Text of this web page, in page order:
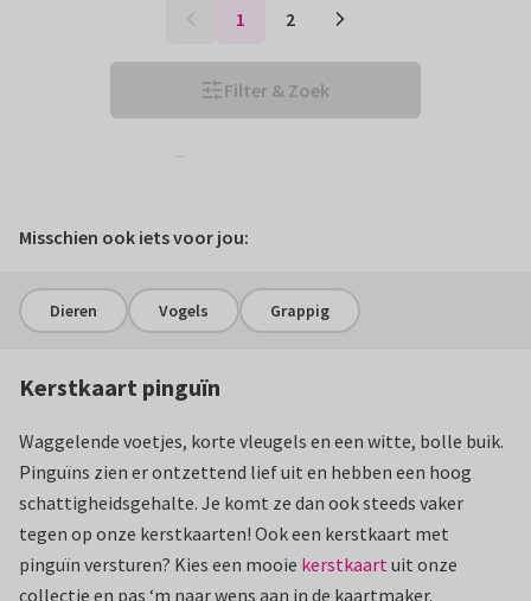
1 2
Filter & Zoek
Misschien ook iets voor jou:
Dieren Vogels Grappig
Kerstkaart pinguïn
Waggelende voetjes, korte vleugels en een witte, bolle buik.
Pinguïns zien er ontzettend lief uit en hebben een hoog
schattigheidsgehalte. Je komt ze dan ook steeds vaker
tegen op onze kerstkaarten! Ook een kerstkaart met
pinguïn versturen? Kies een mooie kerstkaart uit onze
collectie en pas ‘m naar wens aan in de kaartmaker.